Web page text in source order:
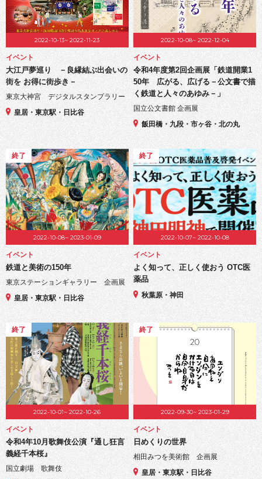
2022-10-13~ 2022-11-23
イベント
大江戸夢巡り －良縁結ぶ出会いの
街を お得に街歩き－
東京大神宮 デジタルスタンプラリー
皇居・東京駅・日比谷
2022-10-08~ 2022-12-04
イベント
令和4年度第2回企画展「鉄道開業1
50年 広がる、広げる－公文書で描
く鉄道と人々のあゆみ－」
国立公文書館 企画展
飯田橋・九段・市ヶ谷・北の丸
終了
2022-10-08~ 2023-01-09
イベント
鉄道と美術の150年
東京ステーションギャラリー 企画展
皇居・東京駅・日比谷
終了
2022-10-07~ 2022-10-08
イベント
よく知って、正しく使おう OTC医
薬品
秋葉原・神田
終了
2022-10-01~ 2022-10-26
イベント
令和4年10月歌舞伎公演『通し狂言
義経千本桜』
国立劇場 歌舞伎
終了
2022-09-30~ 2023-01-29
イベント
日めくりの世界
相田みつを美術館 企画展
皇居・東京駅・日比谷